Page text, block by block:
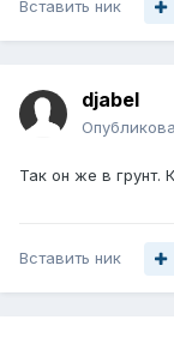
Вставить ник
djabel
Так он же в грунт.
Вставить ник